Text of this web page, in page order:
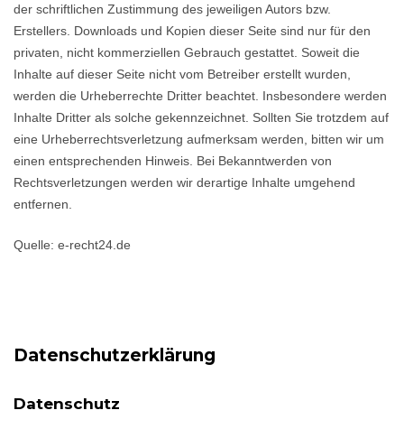
der schriftlichen Zustimmung des jeweiligen Autors bzw.
Erstellers. Downloads und Kopien dieser Seite sind nur für den
privaten, nicht kommerziellen Gebrauch gestattet. Soweit die
Inhalte auf dieser Seite nicht vom Betreiber erstellt wurden,
werden die Urheberrechte Dritter beachtet. Insbesondere werden
Inhalte Dritter als solche gekennzeichnet. Sollten Sie trotzdem auf
eine Urheberrechtsverletzung aufmerksam werden, bitten wir um
einen entsprechenden Hinweis. Bei Bekanntwerden von
Rechtsverletzungen werden wir derartige Inhalte umgehend
entfernen.
Quelle: e-recht24.de
Datenschutzerklärung
Datenschutz